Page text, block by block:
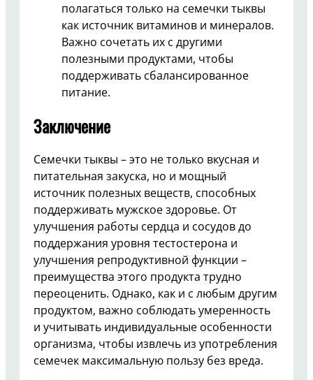
полагаться только на семечки тыквы
как источник витаминов и минералов.
Важно сочетать их с другими
полезными продуктами, чтобы
поддерживать сбалансированное
питание.
Заключение
Семечки тыквы – это не только вкусная и
питательная закуска, но и мощный
источник полезных веществ, способных
поддерживать мужское здоровье. От
улучшения работы сердца и сосудов до
поддержания уровня тестостерона и
улучшения репродуктивной функции –
преимущества этого продукта трудно
переоценить. Однако, как и с любым другим
продуктом, важно соблюдать умеренность
и учитывать индивидуальные особенности
организма, чтобы извлечь из употребления
семечек максимальную пользу без вреда.